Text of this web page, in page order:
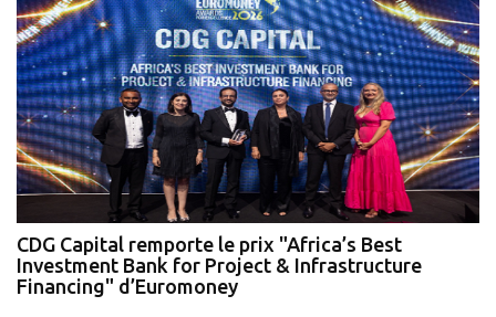
CDG Capital remporte le prix "Africa’s Best
Investment Bank for Project & Infrastructure
Financing" d’Euromoney